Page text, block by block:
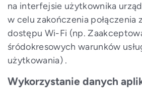
na interfejsie użytkownika
w celu zakończenia połączenia
dostępu Wi-Fi (np.
śródokresowych warunków
użytkowania) .
Wykorzystanie danych